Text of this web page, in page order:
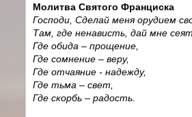
Молитва Святого Франциска
Господи, Сделай меня орудием
Там, где ненависть, дай мне
Где обида – прощение,
Где сомнение – веру,
Где отчаяние - надежду,
Где тьма – свет,
Где скорбь – радость.